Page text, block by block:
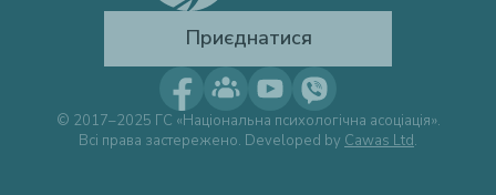
Приєднатися
© 2017–2025 ГС «Національна психологічна асоціація».
Всі права застережено. Developed by Cawas Ltd.